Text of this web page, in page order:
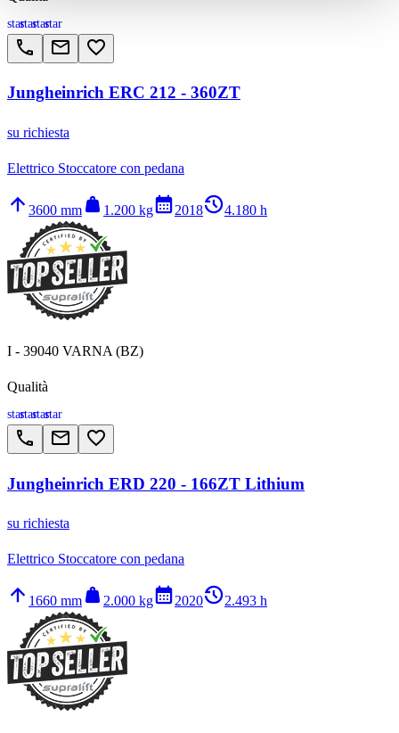
starstarstarstar
call email favorite_border
Jungheinrich ERC 212 - 360ZT
su richiesta
Elettrico Stoccatore con pedana
arrow_upward 3600 mm weight 1.200 kgcalendar_month2018history_24.180 h
I - 39040 VARNA (BZ)
Qualità
starstarstarstar
call email favorite_border
Jungheinrich ERD 220 - 166ZT Lithium
su richiesta
Elettrico Stoccatore con pedana
arrow_upward 1660 mm weight 2.000 kgcalendar_month2020history_22.493 h